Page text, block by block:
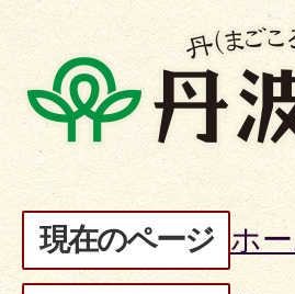
現在のページ ホ